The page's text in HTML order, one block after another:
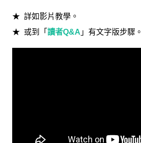
詳如影片教學。
或到「 讀者Q&A 」有文字版步驟。